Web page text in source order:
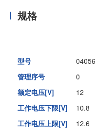
规格
型号
管理序号
0
额定电压[V]
12
工作电压下限[V]
10.8
工作电压上限[V]
12.6